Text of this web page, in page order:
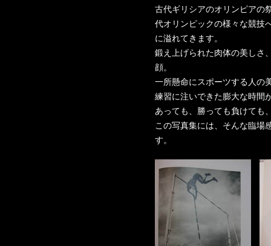
古代ギリシアのオリンピアの
代オリンピックの様々な競技
に溢れてきます。
鍛え上げられた肉体の美しさ
顔。
一所懸命にスポーツする人の
練習に注いできた膨大な時間
あっても、勝っても負けても
この写真集には、そんな臨場
す。